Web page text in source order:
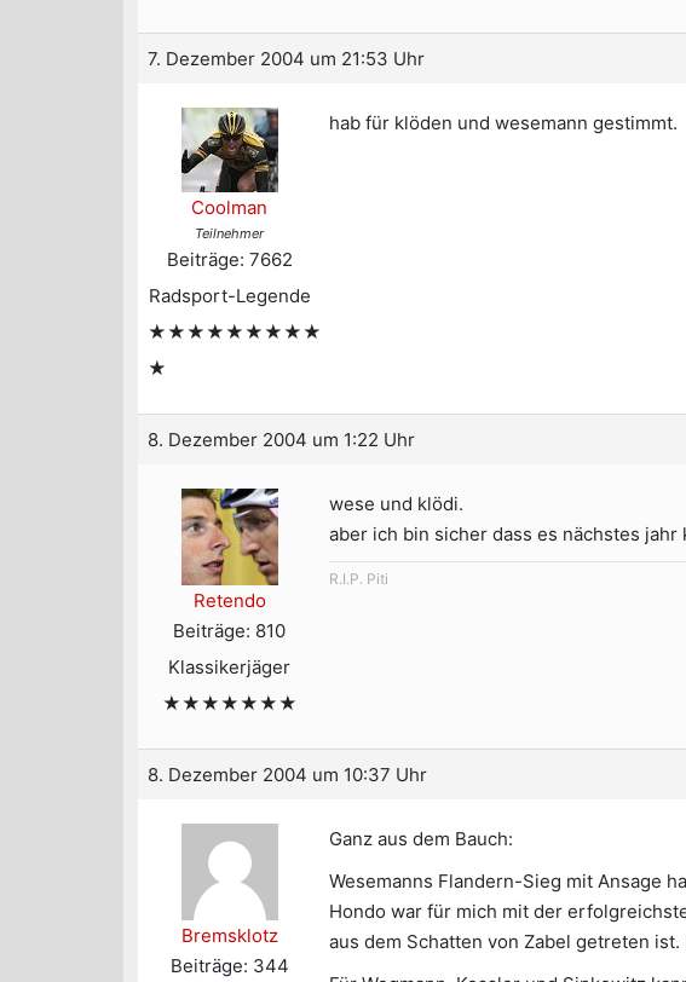
7. Dezember 2004 um 21:53 Uhr
Coolman
Teilnehmer
Beiträge: 7662
Radsport-Legende
★★★★★★★★★
★
hab für klöden und wesemann gestimmt.
8. Dezember 2004 um 1:22 Uhr
Retendo
Beiträge: 810
Klassikerjäger
★★★★★★★
wese und klödi.
aber ich bin sicher dass es nächstes
R.I.P. Piti
8. Dezember 2004 um 10:37 Uhr
Bremsklotz
Beiträge: 344
Ganz aus dem Bauch:
Wesemanns Flandern-Sieg mit Ansage
Hondo war für mich mit der
aus dem Schatten von Zabel getreten